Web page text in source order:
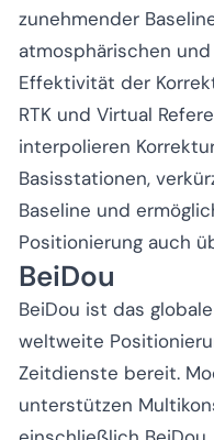
zunehmender
atmosphärischen
Effektivität der
RTK und Virtual
interpolieren
Basisstationen,
Baseline und
Positionierung auch
BeiDou
BeiDou ist das
weltweite
Zeitdienste bereit.
unterstützen